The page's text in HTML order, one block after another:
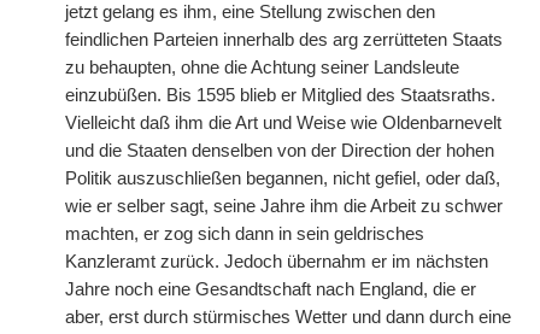
jetzt gelang es ihm, eine Stellung zwischen den
feindlichen Parteien innerhalb des arg zerrütteten Staats
zu behaupten, ohne die Achtung seiner Landsleute
einzubüßen. Bis 1595 blieb er Mitglied des Staatsraths.
Vielleicht daß ihm die Art und Weise wie Oldenbarnevelt
und die Staaten denselben von der Direction der hohen
Politik auszuschließen begannen, nicht gefiel, oder daß,
wie er selber sagt, seine Jahre ihm die Arbeit zu schwer
machten, er zog sich dann in sein geldrisches
Kanzleramt zurück. Jedoch übernahm er im nächsten
Jahre noch eine Gesandtschaft nach England, die er
aber, erst durch stürmisches Wetter und dann durch eine